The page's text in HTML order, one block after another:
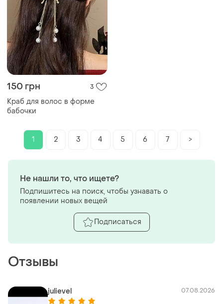
150 грн 3
Краб для волос в форме
бабочки
1 2 3 4 5 6 7 >
Отзывы
julievel 07.08.2026
Не нашли то, что ищете?
Подпишитесь на поиск, чтобы узнавать о
появлении новых вещей
Подписаться